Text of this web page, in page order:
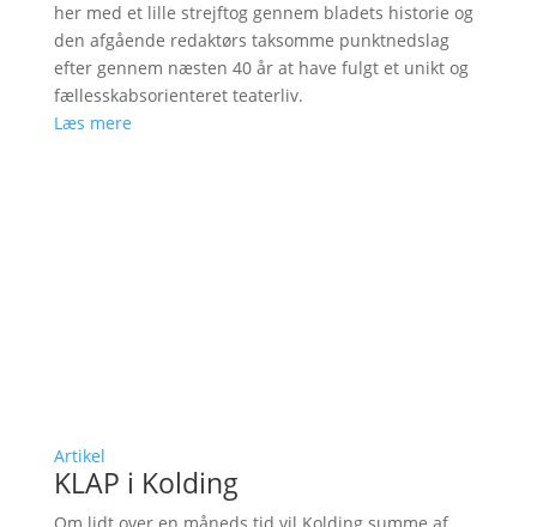
her med et lille strejftog gennem bladets historie og
den afgående redaktørs taksomme punktnedslag
efter gennem næsten 40 år at have fulgt et unikt og
fællesskabsorienteret teaterliv.
Læs mere
Artikel
KLAP i Kolding